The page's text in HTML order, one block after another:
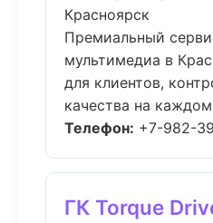
Красноярск
Премиальный
мультимедиа в
для клиентов,
качества на каждом
Телефон: +7-982-
ГК Torque